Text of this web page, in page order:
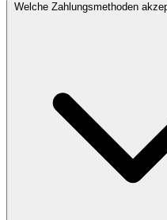
Welche Zahlungsmethoden